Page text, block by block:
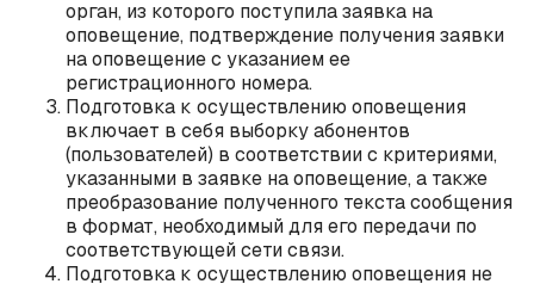
орган, из которого поступила заявка на
оповещение, подтверждение получения заявки
на оповещение с указанием ее
регистрационного номера.
Подготовка к осуществлению оповещения
включает в себя выборку абонентов
(пользователей) в соответствии с критериями,
указанными в заявке на оповещение, а также
преобразование полученного текста сообщения
в формат, необходимый для его передачи по
соответствующей сети связи.
Подготовка к осуществлению оповещения не